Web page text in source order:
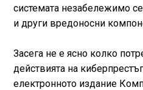
системата незабележимо
и други вредоносни
Засега не е ясно колко
действията на
електронното издание